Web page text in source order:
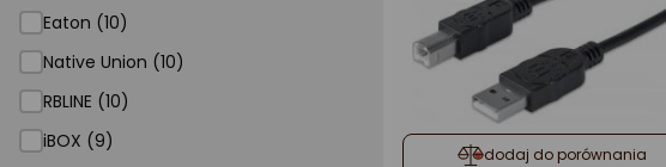
Eaton (10)
Native Union (10)
RBLINE (10)
iBOX (9)
dodaj do porównania